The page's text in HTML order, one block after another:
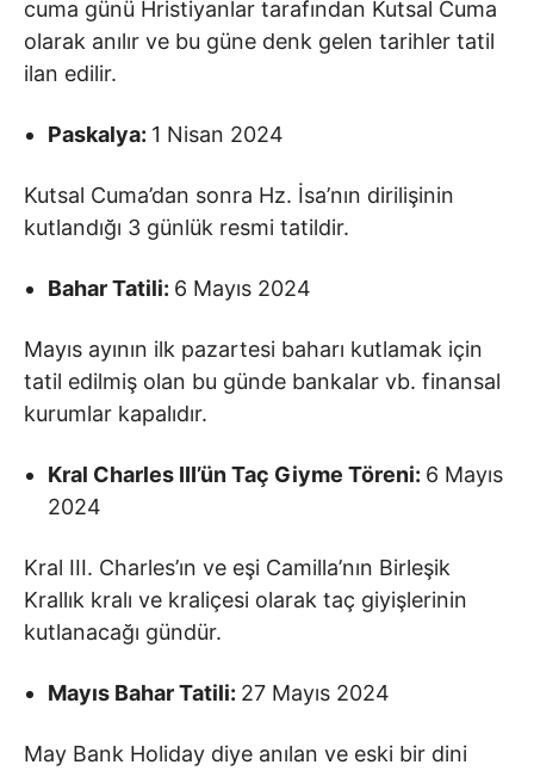
cuma günü Hristiyanlar tarafından Kutsal Cuma
olarak anılır ve bu güne denk gelen tarihler tatil
ilan edilir.
Paskalya: 1 Nisan 2024
Kutsal Cuma’dan sonra Hz. İsa’nın dirilişinin
kutlandığı 3 günlük resmi tatildir.
Bahar Tatili: 6 Mayıs 2024
Mayıs ayının ilk pazartesi baharı kutlamak için
tatil edilmiş olan bu günde bankalar vb. finansal
kurumlar kapalıdır.
Kral Charles III’ün Taç Giyme Töreni: 6 Mayıs
2024
Kral III. Charles’ın ve eşi Camilla’nın Birleşik
Krallık kralı ve kraliçesi olarak taç giyişlerinin
kutlanacağı gündür.
Mayıs Bahar Tatili: 27 Mayıs 2024
May Bank Holiday diye anılan ve eski bir dini